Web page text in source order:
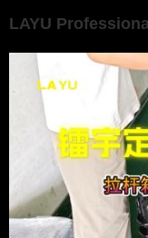
LAYU